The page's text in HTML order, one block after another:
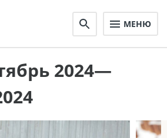
МЕНЮ
2024—